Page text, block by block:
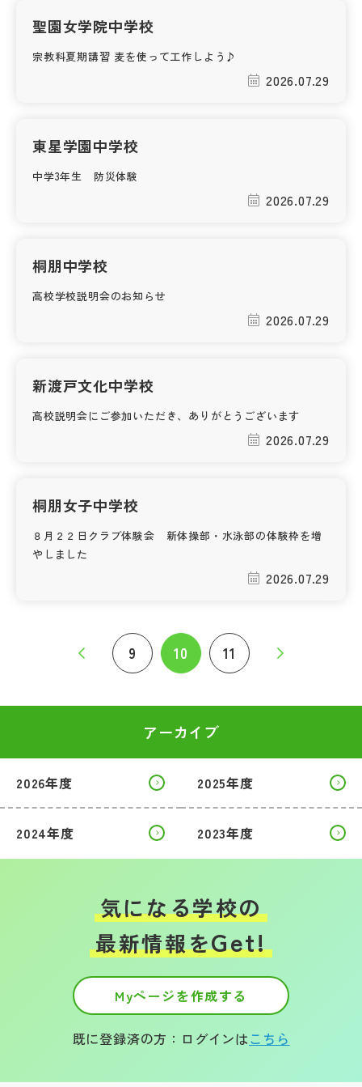
聖園女学院中学校
宗教科夏期講習 麦を使って工作しよう♪
2026.07.29
東星学園中学校
中学3年生 防災体験
2026.07.29
桐朋中学校
高校学校説明会のお知らせ
2026.07.29
新渡戸文化中学校
高校説明会にご参加いただき、ありがとうございます
2026.07.29
桐朋女子中学校
８月２２日クラブ体験会 新体操部・水泳部の体験枠を増
やしました
2026.07.29
9 10 11
アーカイブ
2026年度 2025年度
2024年度 2023年度
気になる学校の
最新情報をGet!
Myページを作成する
既に登録済の方：ログインはこちら